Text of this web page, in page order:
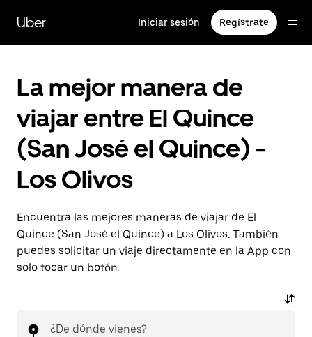
contenido
principal
Uber Iniciar sesión Regístrate
La mejor manera de
viajar entre El Quince
(San José el Quince) -
Los Olivos
Encuentra las mejores maneras de viajar de El
Quince (San José el Quince) a Los Olivos. También
puedes solicitar un viaje directamente en la App con
solo tocar un botón.
¿De dónde vienes?